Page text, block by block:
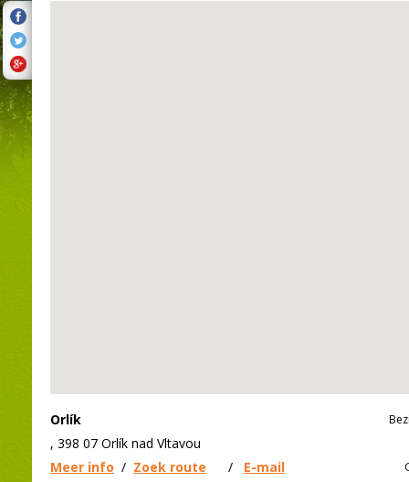
Orlík
, 398 07 Orlík nad Vltavou
Meer info / Zoek route / E-mail